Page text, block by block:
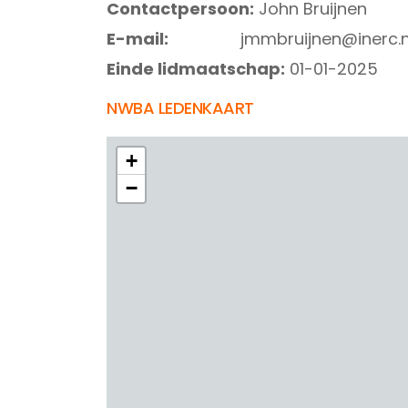
Contactpersoon: John Bruijnen
E-mail:
Einde lidmaatschap: 01-01-2025
NWBA LEDENKAART
+
−